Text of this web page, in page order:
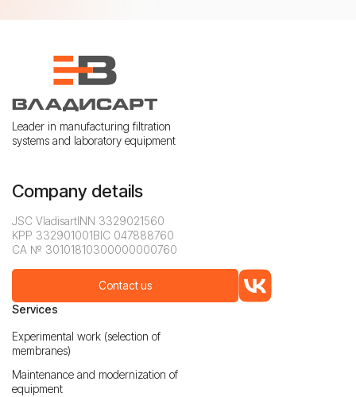
Leader in manufacturing filtration
systems and laboratory equipment
Company details
JSC VladisartINN 3329021560
KPP 332901001BIC 047888760
CA № 30101810300000000760
Contact us
Services
Experimental work (selection of
membranes)
Maintenance and modernization of
equipment